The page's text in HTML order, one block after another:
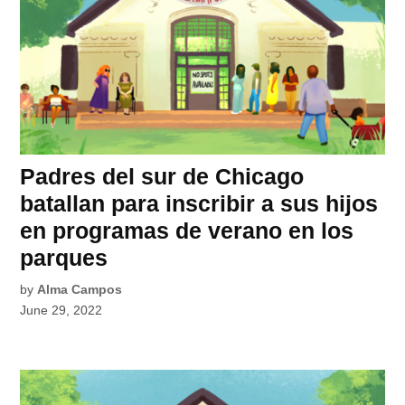
Padres del sur de Chicago
batallan para inscribir a sus hijos
en programas de verano en los
parques
by Alma Campos
June 29, 2022